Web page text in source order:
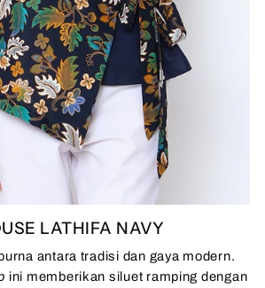
LATHIFA NAVY
antara tradisi dan gaya modern.
ini memberikan siluet ramping dengan